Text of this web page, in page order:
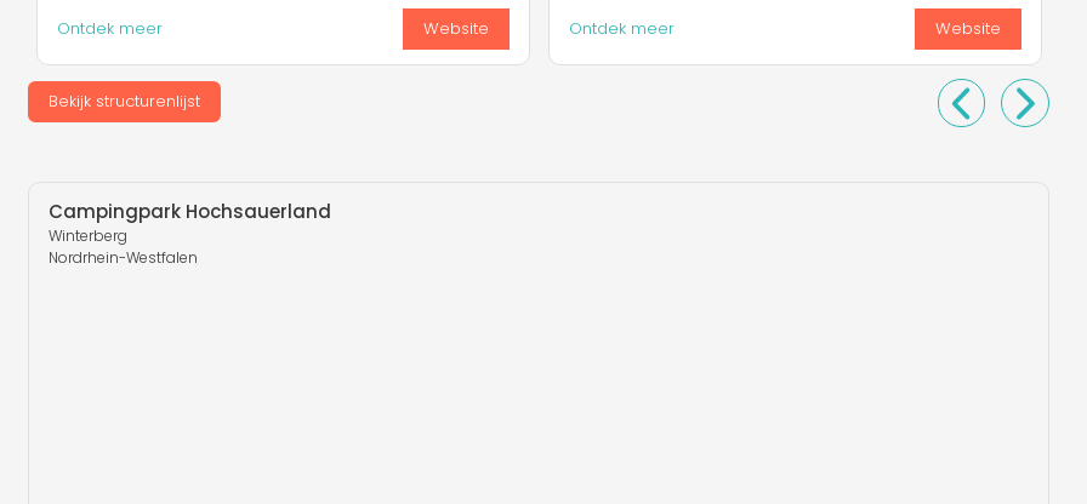
Ontdek meer Website Ontdek meer Website
Bekijk structurenlijst
Campingpark Hochsauerland
Winterberg
Nordrhein-Westfalen